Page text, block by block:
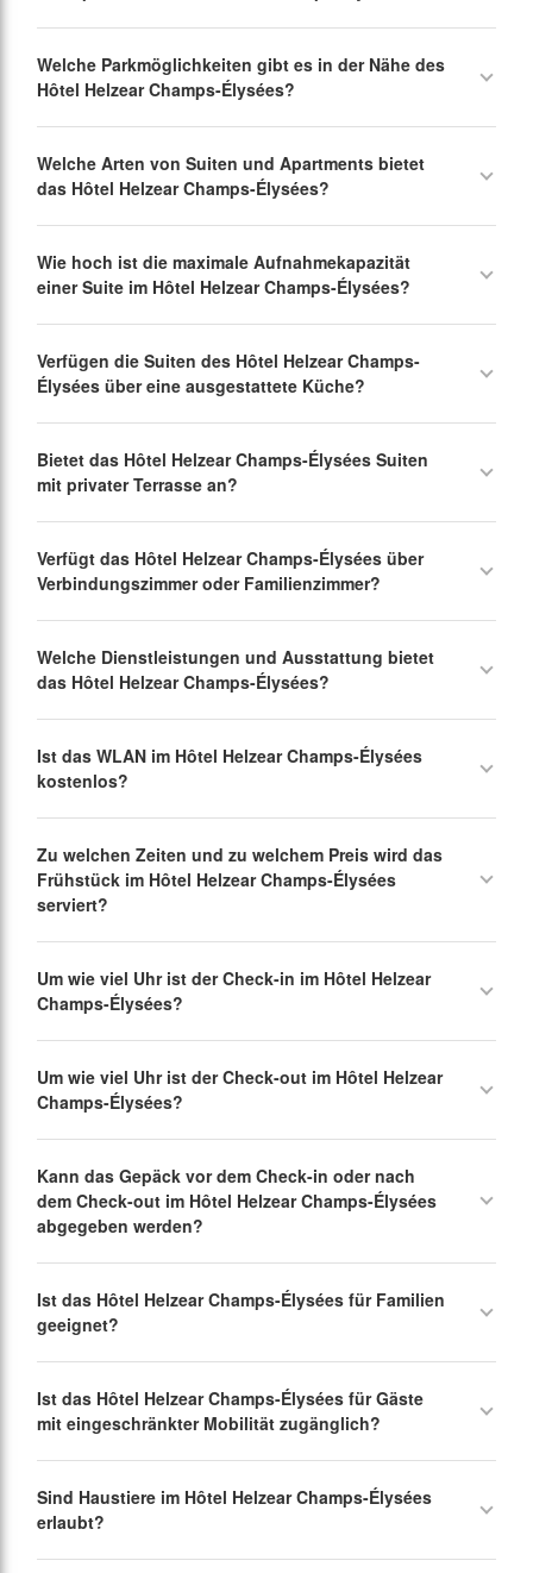
Welche Parkmöglichkeiten gibt es in der Nähe des
Hôtel Helzear Champs-Élysées?
Welche Arten von Suiten und Apartments bietet
das Hôtel Helzear Champs-Élysées?
Wie hoch ist die maximale Aufnahmekapazität
einer Suite im Hôtel Helzear Champs-Élysées?
Verfügen die Suiten des Hôtel Helzear Champs-
Élysées über eine ausgestattete Küche?
Bietet das Hôtel Helzear Champs-Élysées Suiten
mit privater Terrasse an?
Verfügt das Hôtel Helzear Champs-Élysées über
Verbindungszimmer oder Familienzimmer?
Welche Dienstleistungen und Ausstattung bietet
das Hôtel Helzear Champs-Élysées?
Ist das WLAN im Hôtel Helzear Champs-Élysées
kostenlos?
Zu welchen Zeiten und zu welchem Preis wird das
Frühstück im Hôtel Helzear Champs-Élysées
serviert?
Um wie viel Uhr ist der Check-in im Hôtel Helzear
Champs-Élysées?
Um wie viel Uhr ist der Check-out im Hôtel Helzear
Champs-Élysées?
Kann das Gepäck vor dem Check-in oder nach
dem Check-out im Hôtel Helzear Champs-Élysées
abgegeben werden?
Ist das Hôtel Helzear Champs-Élysées für Familien
geeignet?
Ist das Hôtel Helzear Champs-Élysées für Gäste
mit eingeschränkter Mobilität zugänglich?
Sind Haustiere im Hôtel Helzear Champs-Élysées
erlaubt?